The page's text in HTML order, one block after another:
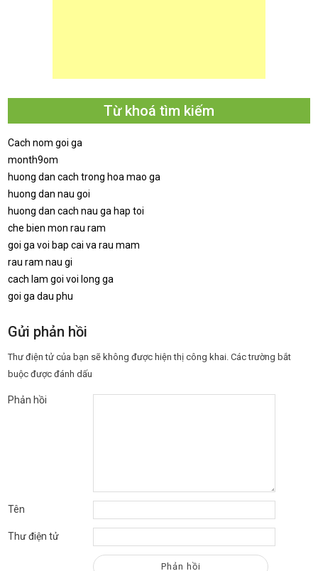
Từ khoá tìm kiếm
Cach nom goi ga
month9om
huong dan cach trong hoa mao ga
huong dan nau goi
huong dan cach nau ga hap toi
che bien mon rau ram
goi ga voi bap cai va rau mam
rau ram nau gi
cach lam goi voi long ga
goi ga dau phu
Gửi phản hồi
Thư điện tử của bạn sẽ không được hiện thị công khai. Các trường bắt
buộc được đánh dấu
Phản hồi
Tên
Thư điện tử